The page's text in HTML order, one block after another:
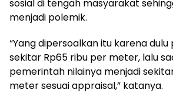
sosial di tengah masyarakat
menjadi polemik.
“Yang dipersoalkan itu karena dulu
sekitar Rp65 ribu per meter, lalu
pemerintah nilainya menjadi
meter sesuai appraisal,” katanya.